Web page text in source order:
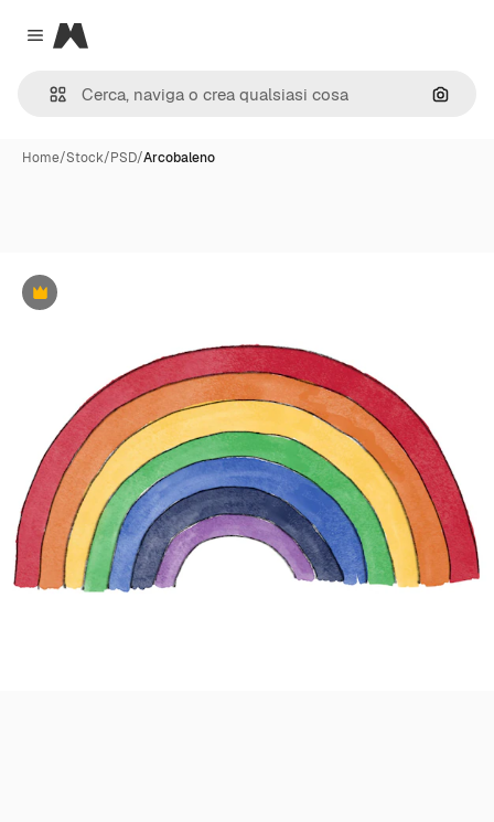
Close menu
Magnific
Cerca
Home/Stock/PSD/Arcobaleno
Premium